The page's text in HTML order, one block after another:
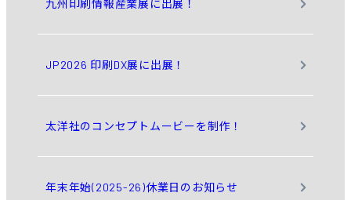
九州印刷情報産業展に出展！
JP2026 印刷DX展に出展！
太洋社のコンセプトムービーを制作！
年末年始(2025-26)休業日のお知らせ